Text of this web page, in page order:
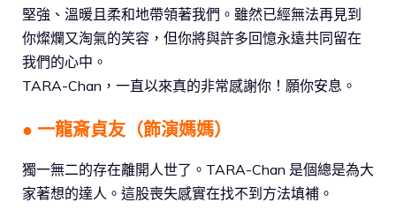
堅強、溫暖且柔和地帶領著我們。雖然已經無法再見到
你燦爛又淘氣的笑容，但你將與許多回憶永遠共同留在
我們的心中。
TARA-Chan，一直以來真的非常感謝你！願你安息。
● 一龍斎貞友（飾演媽媽）
獨一無二的存在離開人世了。TARA-Chan 是個總是為大
家著想的達人。這股喪失感實在找不到方法填補。